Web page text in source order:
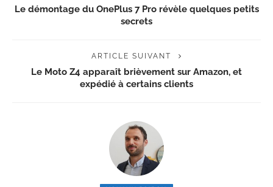
Le démontage du OnePlus 7 Pro révèle quelques petits
secrets
ARTICLE SUIVANT
Le Moto Z4 apparaît brièvement sur Amazon, et
expédié à certains clients